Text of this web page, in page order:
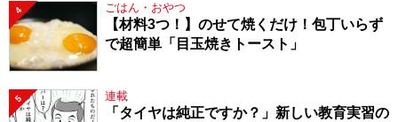
4 ごはん・おやつ
【材料3つ！】のせて焼くだけ！包丁いらず
で超簡単「目玉焼きトースト」
5 連載
「タイヤは純正ですか？」新しい教育実習の